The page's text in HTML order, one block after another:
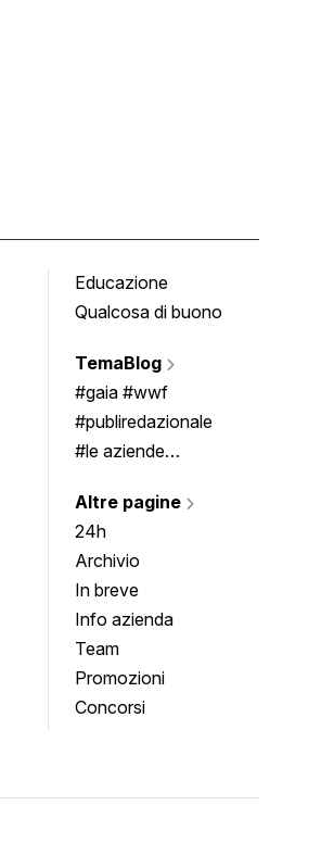
Educazione
Qualcosa di buono
TemaBlog
#gaia #wwf
#publiredazionale
#le aziende
Altre pagine
24h
Archivio
In breve
Info azienda
Team
Promozioni
Concorsi